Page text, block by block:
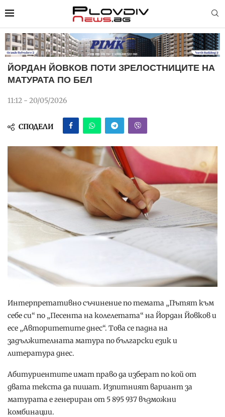
ЙОРДАН ЙОВКОВ ПОТИ ЗРЕЛОСТНИЦИТЕ НА
МАТУРАТА ПО БЕЛ
11:12 - 20/05/2026
СПОДЕЛИ
Интерпретативно съчинение по темата „Пътят към
себе си“ по „Песента на колелетата“ на Йордан Йовков и
есе „Авторитетите днес“. Това се падна на
задължителната матура по български език и
литература днес.
Абитуриентите имат право да изберат по кой от
двата текста да пишат. Изпитният вариант за
матурата е генериран от 5 895 937 възможни
комбинации.